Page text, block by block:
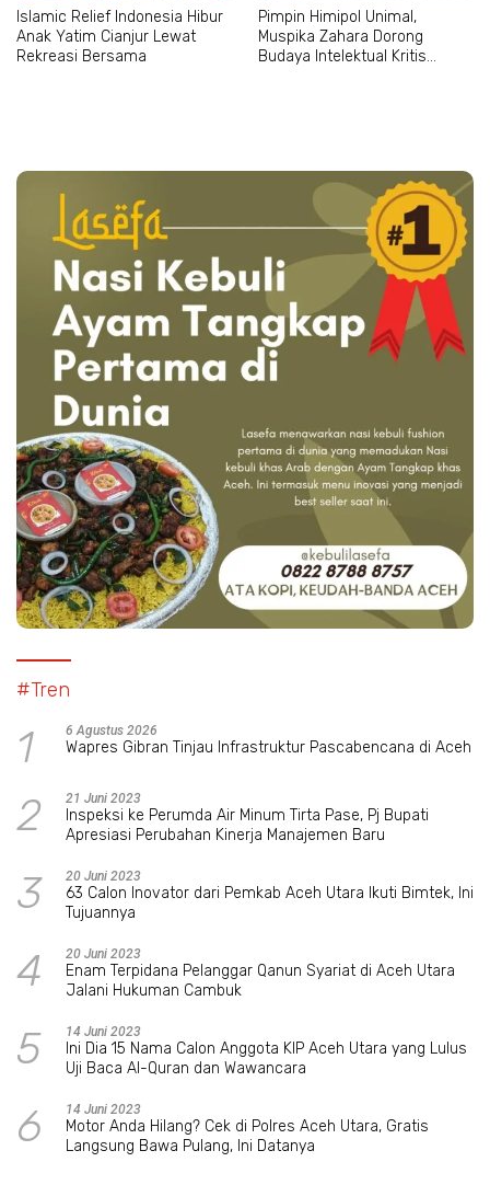
Islamic Relief Indonesia Hibur
Anak Yatim Cianjur Lewat
Rekreasi Bersama
Pimpin Himipol Unimal,
Muspika Zahara Dorong
Budaya Intelektual Kritis
#Tren
1 6 Agustus 2026
Wapres Gibran Tinjau Infrastruktur Pascabencana di Aceh
2 21 Juni 2023
Inspeksi ke Perumda Air Minum Tirta Pase, Pj Bupati
Apresiasi Perubahan Kinerja Manajemen Baru
3 20 Juni 2023
63 Calon Inovator dari Pemkab Aceh Utara Ikuti Bimtek, Ini
Tujuannya
4 20 Juni 2023
Enam Terpidana Pelanggar Qanun Syariat di Aceh Utara
Jalani Hukuman Cambuk
5 14 Juni 2023
Ini Dia 15 Nama Calon Anggota KIP Aceh Utara yang Lulus
Uji Baca Al-Quran dan Wawancara
6 14 Juni 2023
Motor Anda Hilang? Cek di Polres Aceh Utara, Gratis
Langsung Bawa Pulang, Ini Datanya